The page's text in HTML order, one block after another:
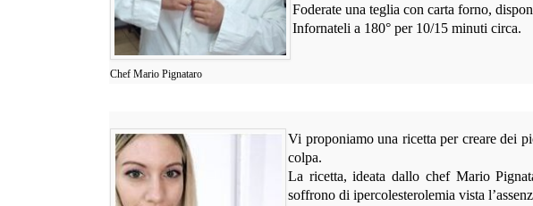
Chef Mario Pignataro
Foderate una teglia con carta forno,
Infornateli a 180° per 10/15 minuti circa.
Vi proponiamo una ricetta per creare dei
colpa.
La ricetta, ideata dallo chef Mario
soffrono di ipercolesterolemia vista